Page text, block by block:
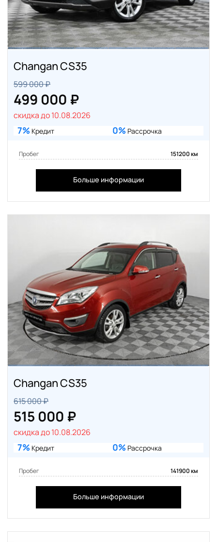
Changan CS35
599 000 ₽
499 000 ₽
скидка до 10.08.2026
7% Кредит 0% Рассрочка
Пробег 151200 км
Больше информации
Changan CS35
615 000 ₽
515 000 ₽
скидка до 10.08.2026
7% Кредит 0% Рассрочка
Пробег 141900 км
Больше информации